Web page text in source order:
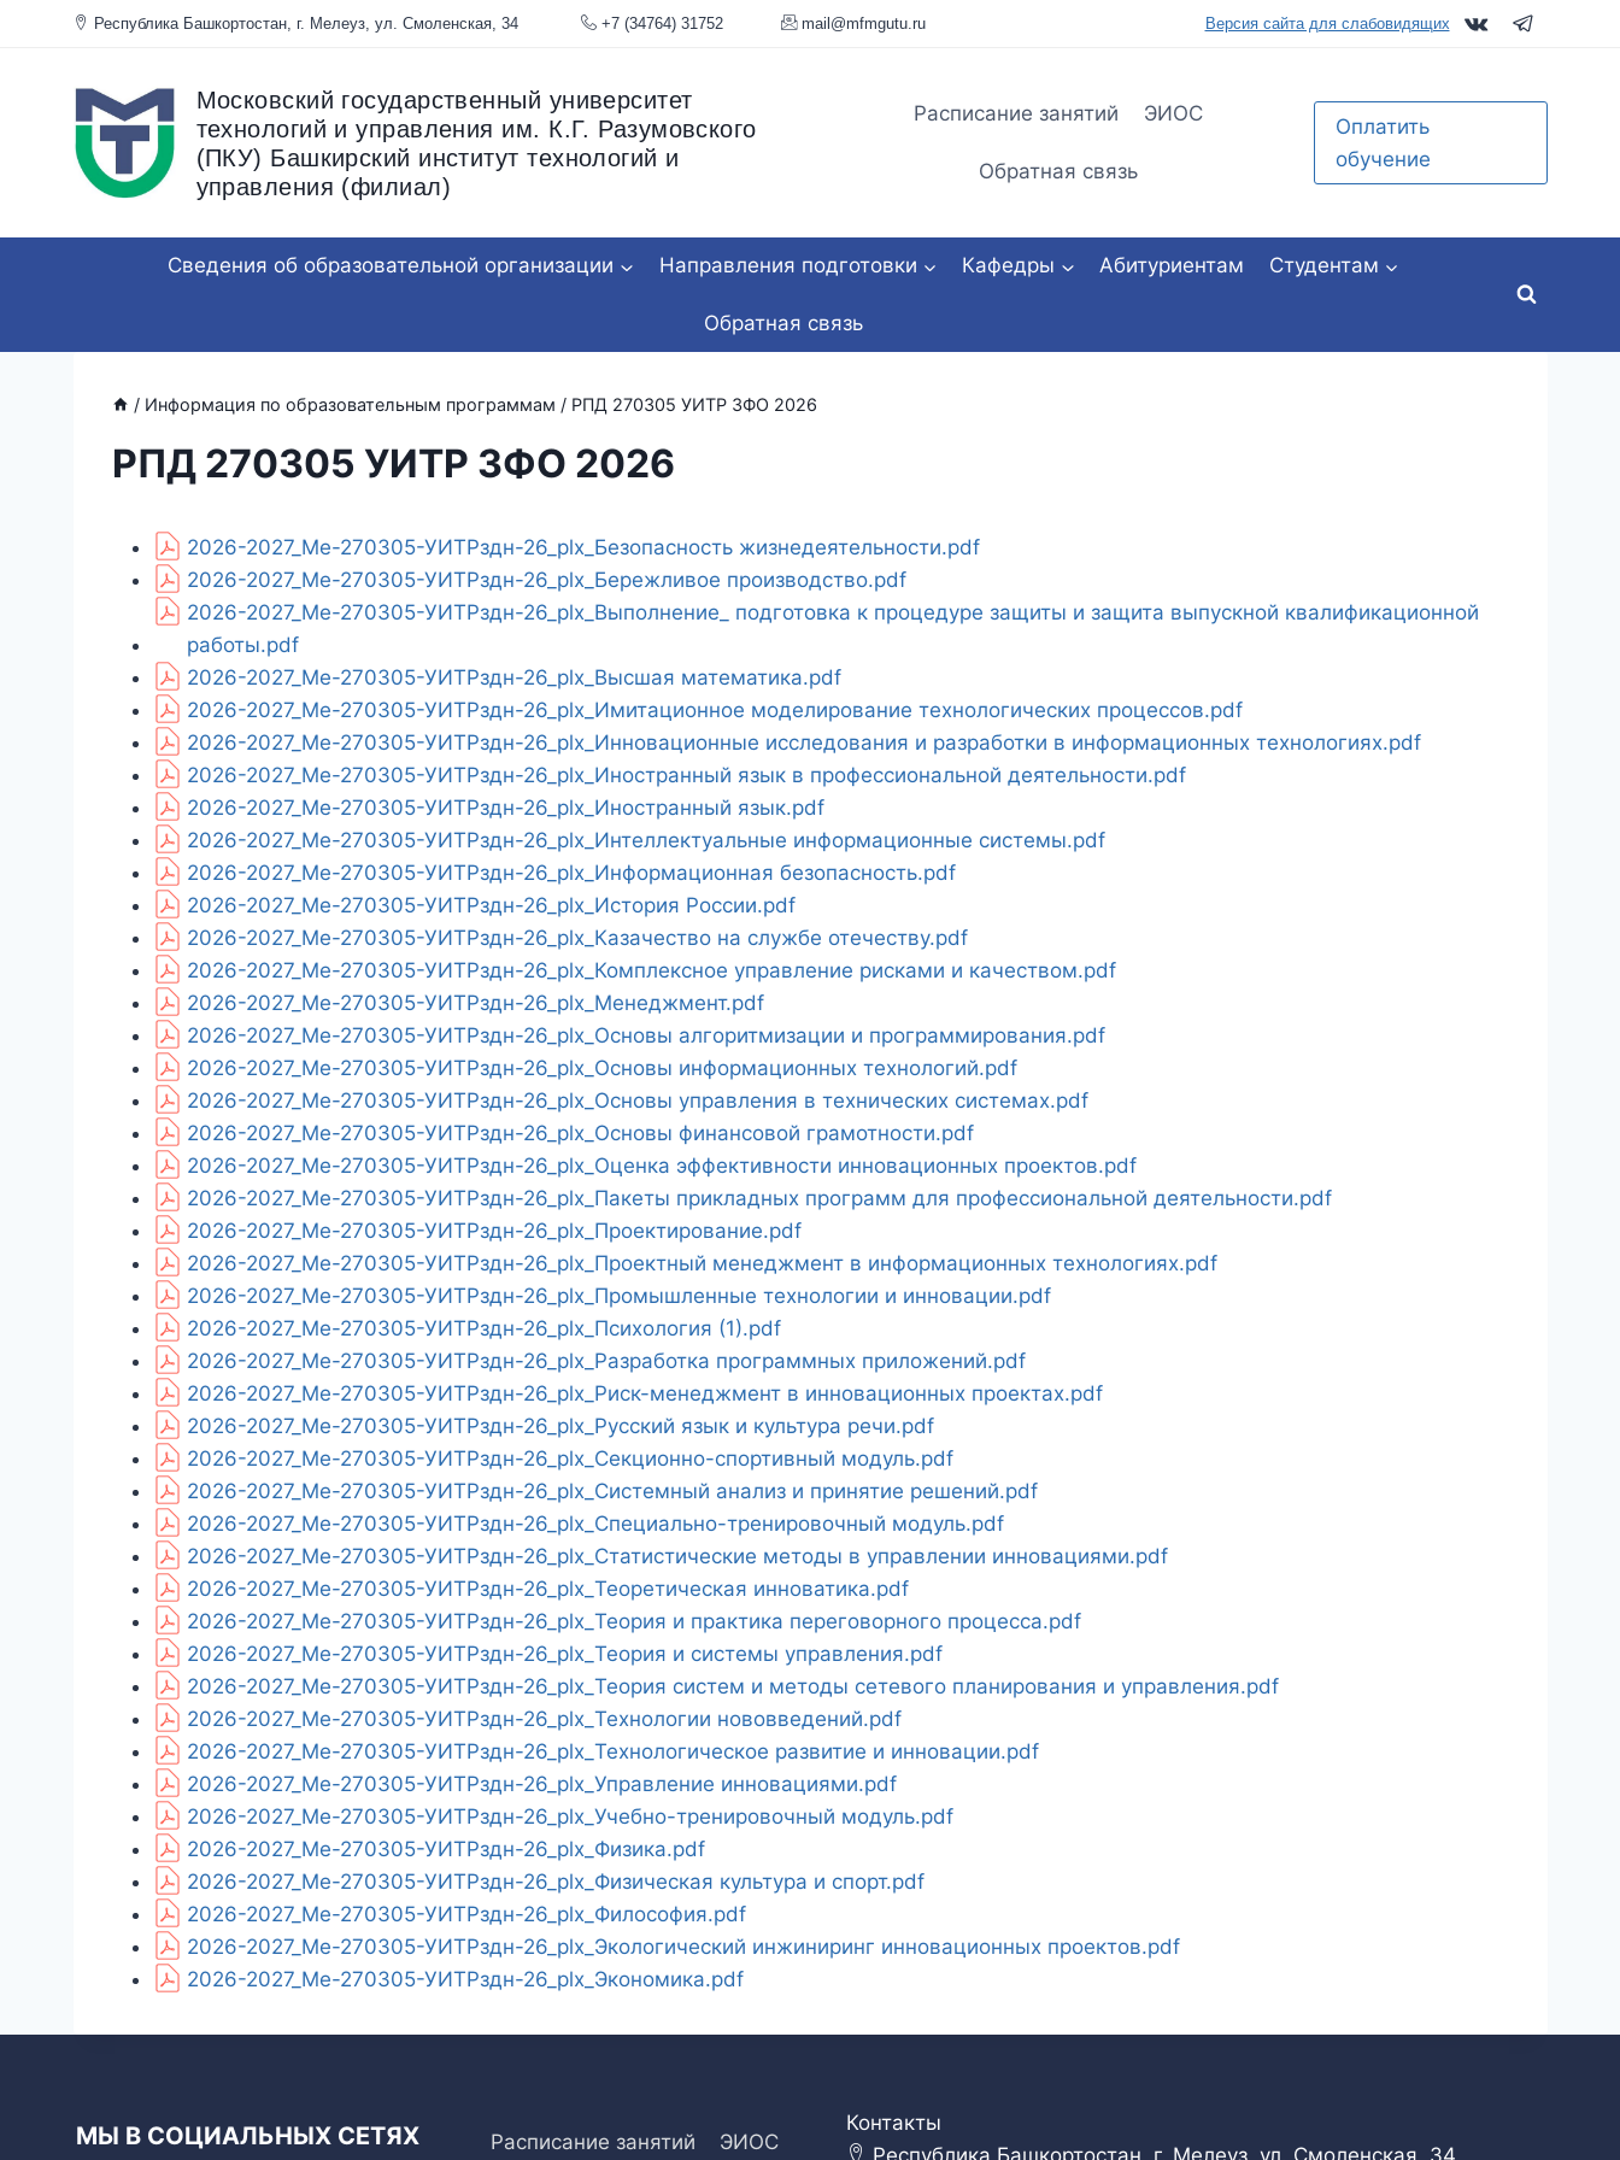
Перейти
Республика Башкортостан, г. Мелеуз, ул. Смоленская, 34 +7 (34764) 31752 mail@mfmgutu.ru Версия сайта для слабовидящих
Московский государственный университет
технологий и управления им. К.Г. Разумовского
(ПКУ) Башкирский институт технологий и
управления (филиал)
Расписание занятий ЭИОС
Обратная связь
Оплатить
обучение
Сведения об образовательной организации Направления подготовки Кафедры Абитуриентам Студентам
Обратная связь
/ Информация по образовательным программам / РПД 270305 УИТР ЗФО 2026
РПД 270305 УИТР ЗФО 2026
2026-2027_Ме-270305-УИТРздн-26_plx_Безопасность жизнедеятельности.pdf
2026-2027_Ме-270305-УИТРздн-26_plx_Бережливое производство.pdf
2026-2027_Ме-270305-УИТРздн-26_plx_Выполнение_ подготовка к процедуре защиты и защита выпускной квалификационной
работы.pdf
2026-2027_Ме-270305-УИТРздн-26_plx_Высшая математика.pdf
2026-2027_Ме-270305-УИТРздн-26_plx_Имитационное моделирование технологических процессов.pdf
2026-2027_Ме-270305-УИТРздн-26_plx_Инновационные исследования и разработки в информационных технологиях.pdf
2026-2027_Ме-270305-УИТРздн-26_plx_Иностранный язык в профессиональной деятельности.pdf
2026-2027_Ме-270305-УИТРздн-26_plx_Иностранный язык.pdf
2026-2027_Ме-270305-УИТРздн-26_plx_Интеллектуальные информационные системы.pdf
2026-2027_Ме-270305-УИТРздн-26_plx_Информационная безопасность.pdf
2026-2027_Ме-270305-УИТРздн-26_plx_История России.pdf
2026-2027_Ме-270305-УИТРздн-26_plx_Казачество на службе отечеству.pdf
2026-2027_Ме-270305-УИТРздн-26_plx_Комплексное управление рисками и качеством.pdf
2026-2027_Ме-270305-УИТРздн-26_plx_Менеджмент.pdf
2026-2027_Ме-270305-УИТРздн-26_plx_Основы алгоритмизации и программирования.pdf
2026-2027_Ме-270305-УИТРздн-26_plx_Основы информационных технологий.pdf
2026-2027_Ме-270305-УИТРздн-26_plx_Основы управления в технических системах.pdf
2026-2027_Ме-270305-УИТРздн-26_plx_Основы финансовой грамотности.pdf
2026-2027_Ме-270305-УИТРздн-26_plx_Оценка эффективности инновационных проектов.pdf
2026-2027_Ме-270305-УИТРздн-26_plx_Пакеты прикладных программ для профессиональной деятельности.pdf
2026-2027_Ме-270305-УИТРздн-26_plx_Проектирование.pdf
2026-2027_Ме-270305-УИТРздн-26_plx_Проектный менеджмент в информационных технологиях.pdf
2026-2027_Ме-270305-УИТРздн-26_plx_Промышленные технологии и инновации.pdf
2026-2027_Ме-270305-УИТРздн-26_plx_Психология (1).pdf
2026-2027_Ме-270305-УИТРздн-26_plx_Разработка программных приложений.pdf
2026-2027_Ме-270305-УИТРздн-26_plx_Риск-менеджмент в инновационных проектах.pdf
2026-2027_Ме-270305-УИТРздн-26_plx_Русский язык и культура речи.pdf
2026-2027_Ме-270305-УИТРздн-26_plx_Секционно-спортивный модуль.pdf
2026-2027_Ме-270305-УИТРздн-26_plx_Системный анализ и принятие решений.pdf
2026-2027_Ме-270305-УИТРздн-26_plx_Специально-тренировочный модуль.pdf
2026-2027_Ме-270305-УИТРздн-26_plx_Статистические методы в управлении инновациями.pdf
2026-2027_Ме-270305-УИТРздн-26_plx_Теоретическая инноватика.pdf
2026-2027_Ме-270305-УИТРздн-26_plx_Теория и практика переговорного процесса.pdf
2026-2027_Ме-270305-УИТРздн-26_plx_Теория и системы управления.pdf
2026-2027_Ме-270305-УИТРздн-26_plx_Теория систем и методы сетевого планирования и управления.pdf
2026-2027_Ме-270305-УИТРздн-26_plx_Технологии нововведений.pdf
2026-2027_Ме-270305-УИТРздн-26_plx_Технологическое развитие и инновации.pdf
2026-2027_Ме-270305-УИТРздн-26_plx_Управление инновациями.pdf
2026-2027_Ме-270305-УИТРздн-26_plx_Учебно-тренировочный модуль.pdf
2026-2027_Ме-270305-УИТРздн-26_plx_Физика.pdf
2026-2027_Ме-270305-УИТРздн-26_plx_Физическая культура и спорт.pdf
2026-2027_Ме-270305-УИТРздн-26_plx_Философия.pdf
2026-2027_Ме-270305-УИТРздн-26_plx_Экологический инжиниринг инновационных проектов.pdf
2026-2027_Ме-270305-УИТРздн-26_plx_Экономика.pdf
МЫ В СОЦИАЛЬНЫХ СЕТЯХ Расписание занятий ЭИОС
Контакты